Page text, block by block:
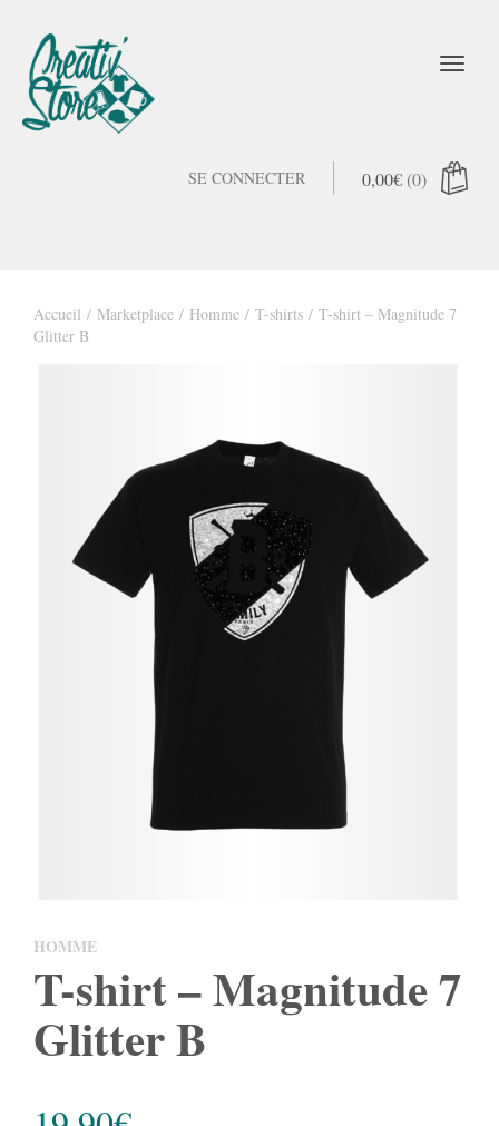
0,00€ (0)
SE CONNECTER
Accueil / Marketplace / Homme / T-shirts / T-shirt – Magnitude 7
Glitter B
HOMME
T-shirt – Magnitude 7
Glitter B